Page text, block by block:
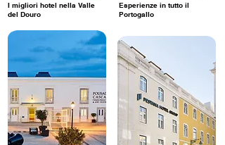
I migliori hotel nella Valle
del Douro
Esperienze in tutto il
Portogallo